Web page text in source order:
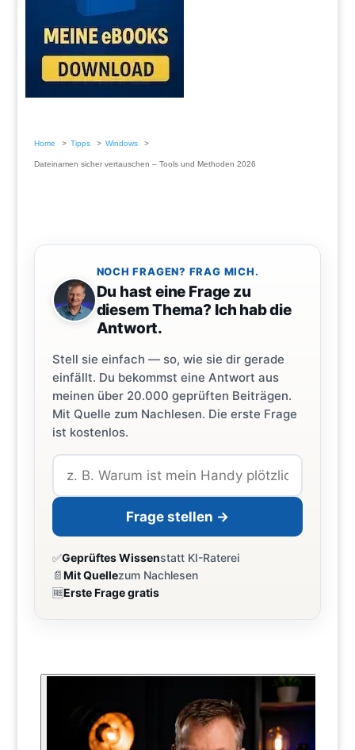
Home Tipps Windows
Dateinamen sicher vertauschen – Tools und Methoden 2026
NOCH FRAGEN? FRAG MICH.
Du hast eine Frage zu
diesem Thema? Ich hab die
Antwort.
Stell sie einfach — so, wie sie dir gerade
einfällt. Du bekommst eine Antwort aus
meinen über 20.000 geprüften Beiträgen.
Mit Quelle zum Nachlesen. Die erste Frage
ist kostenlos.
Frage stellen →
✅Geprüftes Wissenstatt KI-Raterei
📄Mit Quellezum Nachlesen
🆓Erste Frage gratis